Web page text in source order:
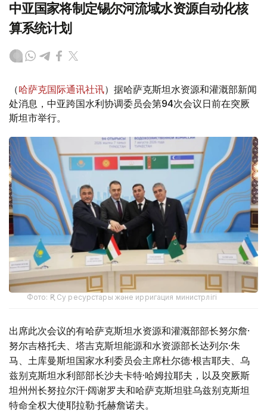
中亚国家将制定锡尔河流域水资源自动化核
算系统计划
（哈萨克国际通讯社讯）据哈萨克斯坦水资源和灌溉部新闻
处消息，中亚跨国水利协调委员会第94次会议日前在突厥
斯坦市举行。
Фото: ҚР Су ресурстары және ирригация министрлігі
出席此次会议的有哈萨克斯坦水资源和灌溉部部长努尔詹·
努尔吉格托夫、塔吉克斯坦能源和水资源部长达列尔·朱
马、土库曼斯坦国家水利委员会主席杜尔德·根吉耶夫、乌
兹别克斯坦水利部部长沙夫卡特·哈姆拉耶夫，以及突厥斯
坦州州长努拉尔汗·阔谢罗夫和哈萨克斯坦驻乌兹别克斯坦
特命全权大使耶拉勒·托赫詹诺夫。